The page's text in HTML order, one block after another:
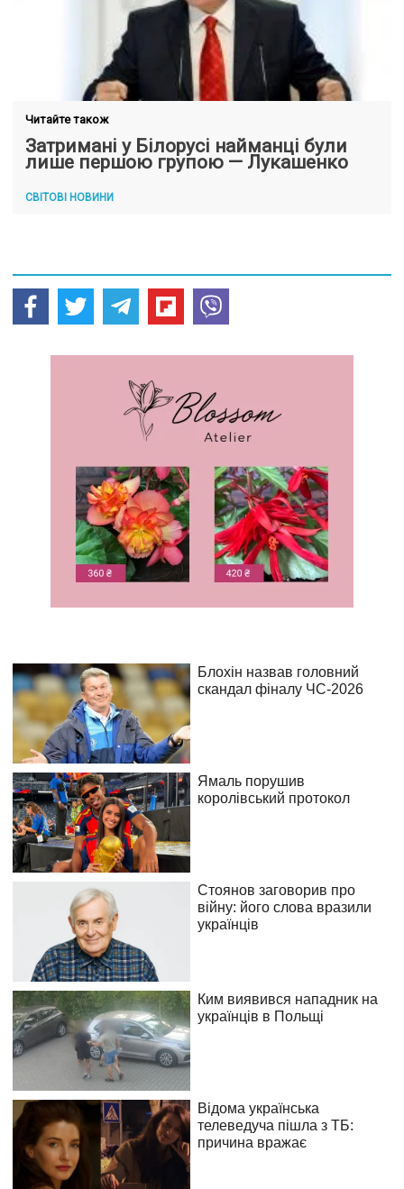
Читайте також
Затримані у Білорусі найманці були
лише першою групою — Лукашенко
СВІТОВІ НОВИНИ